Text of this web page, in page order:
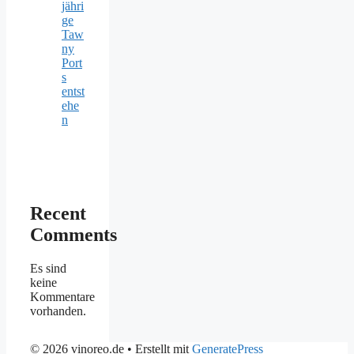
jähri
ge
Taw
ny
Port
s
entst
ehe
n
Recent
Comments
Es sind
keine
Kommentare
vorhanden.
© 2026 vinoreo.de • Erstellt mit GeneratePress